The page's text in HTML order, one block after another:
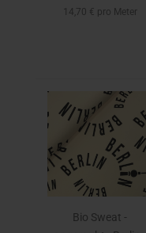
14,70 € pro Meter
Bio Sweat -